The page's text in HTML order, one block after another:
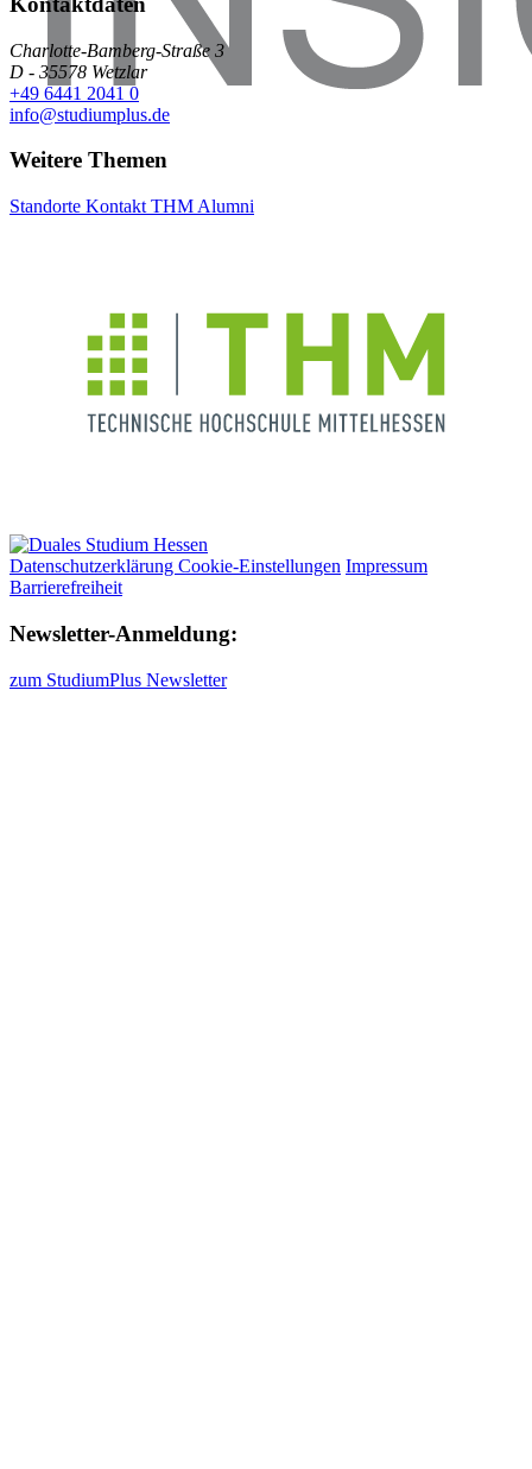
Charlotte-Bamberg-Straße 3
D - 35578 Wetzlar
+49 6441 2041 0
info@studiumplus.de
Weitere Themen
Standorte Kontakt THM Alumni
Datenschutzerklärung Cookie-Einstellungen Impressum
Barrierefreiheit
Newsletter-Anmeldung:
zum StudiumPlus Newsletter